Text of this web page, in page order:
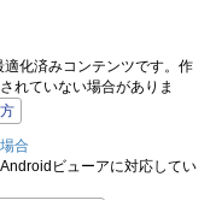
化済みコンテンツです。作
れていない場合がありま
合
ビューアに対応してい